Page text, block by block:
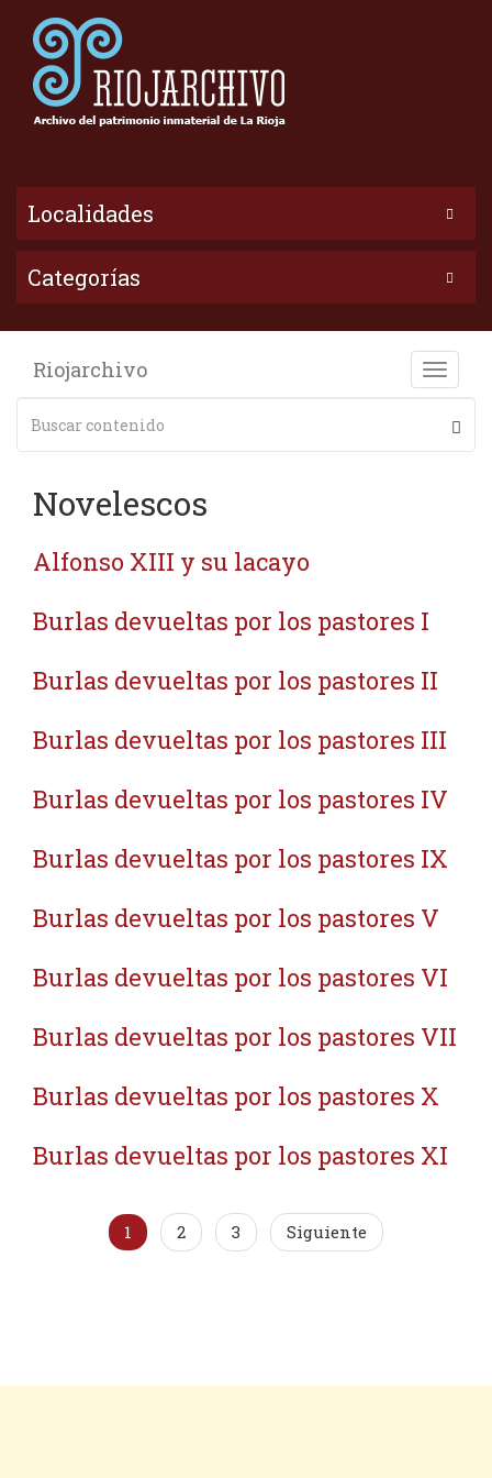
Localidades
Categorías
Toggle
Riojarchivo
Novelescos
Alfonso XIII y su lacayo
Burlas devueltas por los pastores I
Burlas devueltas por los pastores II
Burlas devueltas por los pastores III
Burlas devueltas por los pastores IV
Burlas devueltas por los pastores IX
Burlas devueltas por los pastores V
Burlas devueltas por los pastores VI
Burlas devueltas por los pastores VII
Burlas devueltas por los pastores X
Burlas devueltas por los pastores XI
1 2 3 Siguiente